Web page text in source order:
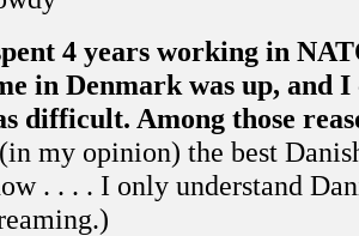
4 years working in
in Denmark was up, and I
difficult. Among those
my opinion) the best
. . . . I only understand